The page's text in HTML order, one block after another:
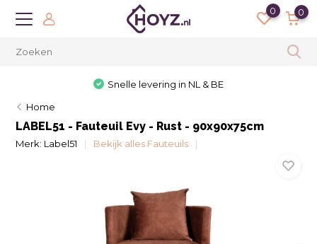
0 0
Snelle levering in NL & BE
Home
LABEL51 - Fauteuil Evy - Rust - 90x90x75cm
Merk: Label51 Bekijk alles Fauteuils